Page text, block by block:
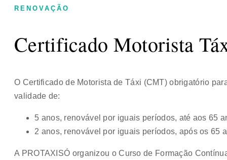
RENOVAÇÃO
Certificado Motorista
O Certificado de Motorista de Táxi (CMT) obrigatório
validade de:
5 anos, renovável por iguais períodos, até aos 65
2 anos, renovável por iguais períodos, após os 65
A PROTAXISÓ organizou o Curso de Formação